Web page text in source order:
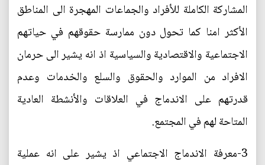
المشاركة الكاملة للأفراد والجماعات المهجرة الى المناطق
الأكثر امنا كما تحول دون ممارسة حقوقهم في حياتهم
الاجتماعية والاقتصادية والسياسية اذ انه يشير الى حرمان
الافراد من الموارد والحقوق والسلع والخدمات وعدم
قدرتهم على الاندماج في العلاقات والأنشطة العادية
المتاحة لهم في المجتمع.
3-معرفة الاندماج الاجتماعي اذ يشير على انه عملية